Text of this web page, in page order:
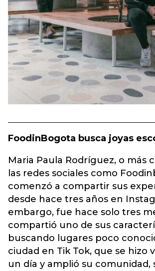
FoodinBogota busca joyas
Maria Paula Rodríguez, o más
las redes sociales como
comenzó a compartir sus
desde hace tres años en
embargo, fue hace solo tres
compartió uno de sus
buscando lugares poco
ciudad en Tik Tok, que se hizo
un día y amplió su comunidad,